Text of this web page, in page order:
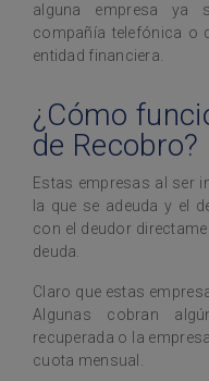
alguna empresa ya
compañía telefónica o
entidad financiera.
¿Cómo
de Recobro?
Estas empresas al ser
la que se adeuda y el
con el deudor
deuda.
Claro que estas
Algunas cobran
recuperada o la
cuota mensual.